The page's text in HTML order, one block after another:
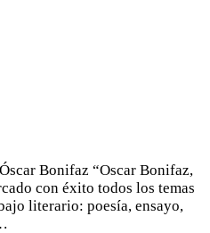
Bonifaz “Oscar Bonifaz,
con éxito todos los temas
literario: poesía, ensayo,